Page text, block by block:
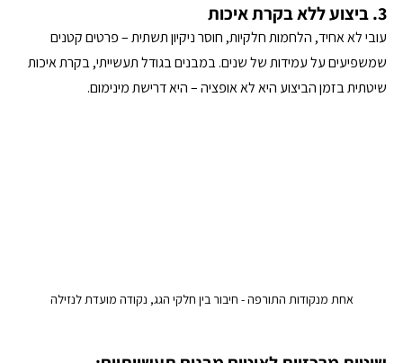
3. ביצוע ללא בקרת איכות
עובי לא אחיד, הלחמות חלקיות, חוסר ניקיון תשתית – פרטים קטנים
שמשפיעים על עמידות של שנים. במבנים בגודל תעשייתי, בקרת איכות
שיטתית בזמן הביצוע היא לא אופציה – היא דרישת מינימום.
אחת מנקודות התורפה - חיבור בין חלקי הגג, נקודה מועדת לנזילה